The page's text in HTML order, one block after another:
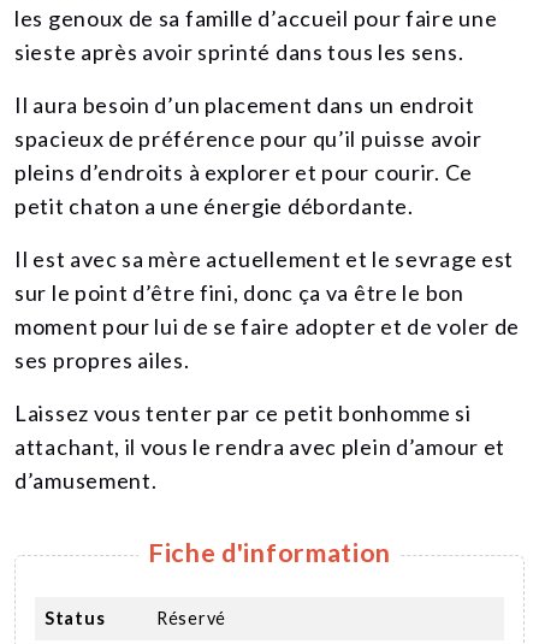
les genoux de sa famille d’accueil pour faire une
sieste après avoir sprinté dans tous les sens.
Il aura besoin d’un placement dans un endroit
spacieux de préférence pour qu’il puisse avoir
pleins d’endroits à explorer et pour courir. Ce
petit chaton a une énergie débordante.
Il est avec sa mère actuellement et le sevrage est
sur le point d’être fini, donc ça va être le bon
moment pour lui de se faire adopter et de voler de
ses propres ailes.
Laissez vous tenter par ce petit bonhomme si
attachant, il vous le rendra avec plein d’amour et
d’amusement.
Fiche d'information
Status Réservé